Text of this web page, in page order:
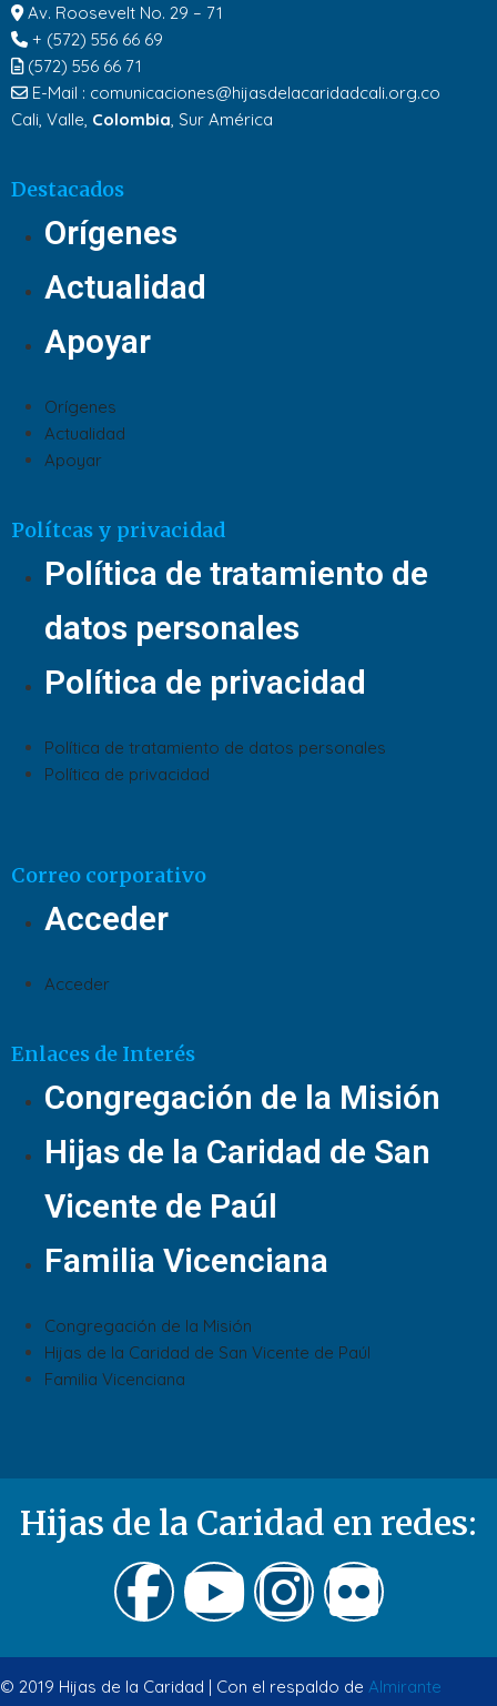
Av. Roosevelt No. 29 – 71
+ (572) 556 66 69
(572) 556 66 71
E-Mail : comunicaciones@hijasdelacaridadcali.org.co
Cali, Valle, Colombia , Sur América
Destacados
Orígenes
Actualidad
Apoyar
Orígenes
Actualidad
Apoyar
Polítcas y privacidad
Política de tratamiento de
datos personales
Política de privacidad
Política de tratamiento de datos personales
Política de privacidad
Correo corporativo
Acceder
Acceder
Enlaces de Interés
Congregación de la Misión
Hijas de la Caridad de San
Vicente de Paúl
Familia Vicenciana
Congregación de la Misión
Hijas de la Caridad de San Vicente de Paúl
Familia Vicenciana
Hijas de la Caridad en redes:
© 2019 Hijas de la Caridad | Con el respaldo de Almirante